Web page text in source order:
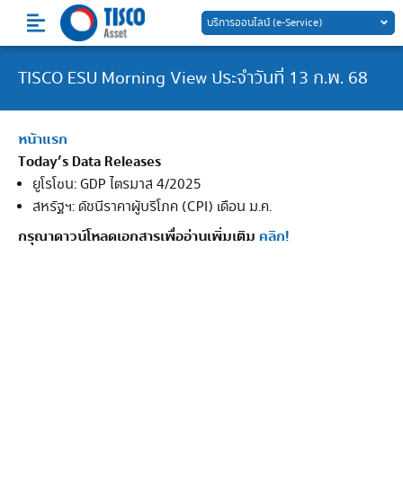
content
บริการออนไลน์ (e-Service)
TISCO ESU Morning View ประจำวันที่ 13 ก.พ. 68
หน้าแรก
Today’s Data Releases
ยูโรโซน: GDP ไตรมาส 4/2025
สหรัฐฯ: ดัชนีราคาผู้บริโภค (CPI) เดือน ม.ค.
กรุณาดาวน์โหลดเอกสารเพื่ออ่านเพิ่มเติม คลิก!